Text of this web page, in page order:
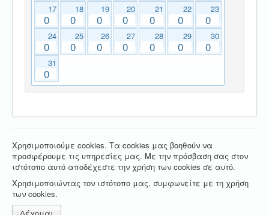
17
0
18
0
19
0
20
0
21
0
22
0
23
0
24
0
25
0
26
0
27
0
28
0
29
0
30
0
31
0
Χρησιμοποιούμε cookies. Τα cookies μας βοηθούν να
προσφέρουμε τις υπηρεσίες μας. Με την πρόσβαση σας στον
ιστότοπο αυτό αποδέχεστε την χρήση των cookies σε αυτό.
Χρησιμοποιώντας τον ιστότοπο μας, συμφωνείτε με τη χρήση
των cookies.
Δέχομαι